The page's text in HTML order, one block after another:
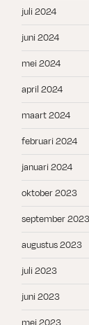
juli 2024
juni 2024
mei 2024
april 2024
maart 2024
februari 2024
januari 2024
oktober 2023
september 2023
augustus 2023
juli 2023
juni 2023